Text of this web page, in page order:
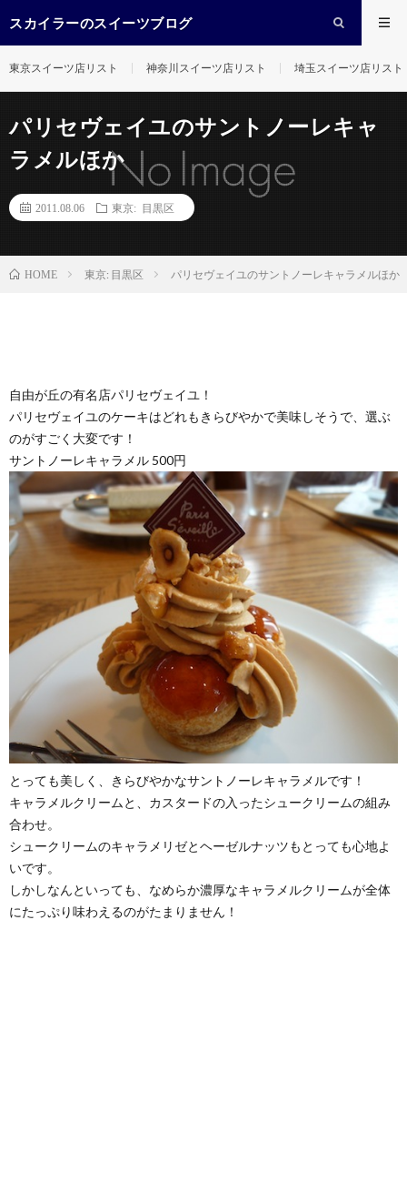
スカイラーのスイーツブログ
東京スイーツ店リスト 神奈川スイーツ店リスト 埼玉スイーツ店リスト
パリセヴェイユのサントノーレキャ
ラメルほか
2011.08.06 東京: 目黒区
HOME 東京: 目黒区 パリセヴェイユのサントノーレキャラメルほか
自由が丘の有名店パリセヴェイユ！
パリセヴェイユのケーキはどれもきらびやかで美味しそうで、選ぶ
のがすごく大変です！
サントノーレキャラメル 500円
とっても美しく、きらびやかなサントノーレキャラメルです！
キャラメルクリームと、カスタードの入ったシュークリームの組み
合わせ。
シュークリームのキャラメリゼとヘーゼルナッツもとっても心地よ
いです。
しかしなんといっても、なめらか濃厚なキャラメルクリームが全体
にたっぷり味わえるのがたまりません！